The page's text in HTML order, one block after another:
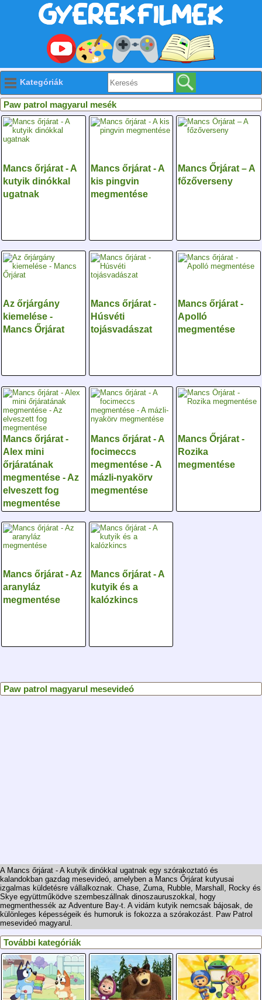
Kategóriák
Paw patrol magyarul mesék
Mancs őrjárat - A
kutyik dinókkal
ugatnak
Mancs őrjárat - A
kis pingvin
megmentése
Mancs Őrjárat – A
főzőverseny
Az őrjárgány
kiemelése -
Mancs Őrjárat
Mancs őrjárat -
Húsvéti
tojásvadászat
Mancs őrjárat -
Apolló
megmentése
Mancs őrjárat -
Alex mini
őrjáratának
megmentése - Az
elveszett fog
megmentése
Mancs őrjárat - A
focimeccs
megmentése - A
mázli-nyakörv
megmentése
Mancs Őrjárat -
Rozika
megmentése
Mancs őrjárat - Az
aranyláz
megmentése
Mancs őrjárat - A
kutyik és a
kalózkincs
Paw patrol magyarul mesevideó
A Mancs őrjárat - A kutyik dinókkal ugatnak egy szórakoztató és
kalandokban gazdag mesevideó, amelyben a Mancs Őrjárat kutyusai
izgalmas küldetésre vállalkoznak. Chase, Zuma, Rubble, Marshall, Rocky és
Skye együttműködve szembeszállnak dinoszauruszokkal, hogy
megmenthessék az Adventure Bay-t. A vidám kutyik nemcsak bájosak, de
különleges képességeik és humoruk is fokozza a szórakozást. Paw Patrol
mesevideó magyarul.
További kategóriák